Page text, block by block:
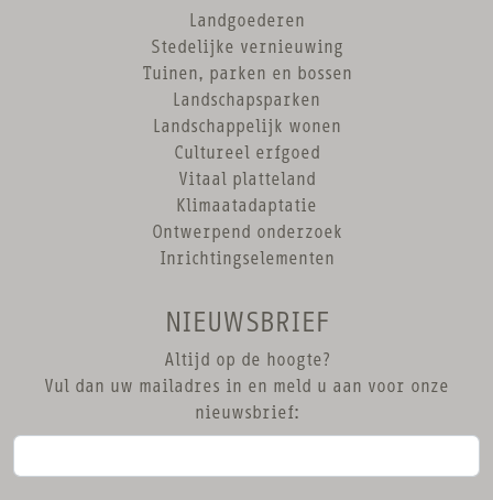
Landgoederen
Stedelijke vernieuwing
Tuinen, parken en bossen
Landschapsparken
Landschappelijk wonen
Cultureel erfgoed
Vitaal platteland
Klimaatadaptatie
Ontwerpend onderzoek
Inrichtingselementen
NIEUWSBRIEF
Altijd op de hoogte?
Vul dan uw mailadres in en meld u aan voor onze
nieuwsbrief: